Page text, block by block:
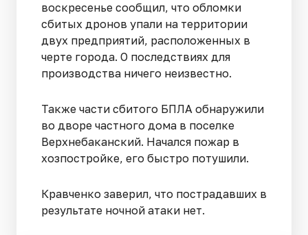
воскресенье сообщил, что обломки
сбитых дронов упали на территории
двух предприятий, расположенных в
черте города. О последствиях для
производства ничего неизвестно.
Также части сбитого БПЛА обнаружили
во дворе частного дома в поселке
Верхнебаканский. Начался пожар в
хозпостройке, его быстро потушили.
Кравченко заверил, что пострадавших в
результате ночной атаки нет.